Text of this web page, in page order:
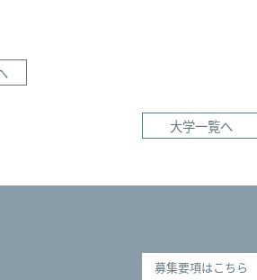
大学一覧へ
募集要項はこちら